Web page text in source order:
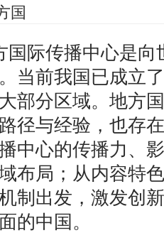
国
国际传播中心是向
当前我国已成立
部分区域。地方
径与经验，也存
中心的传播力、
布局；从内容特
制出发，激发创
的中国。